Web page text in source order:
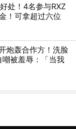
处！4名参与RXZ
！可拿超过六位
炮轰合作方！洗脸
嘲被羞辱：「当我